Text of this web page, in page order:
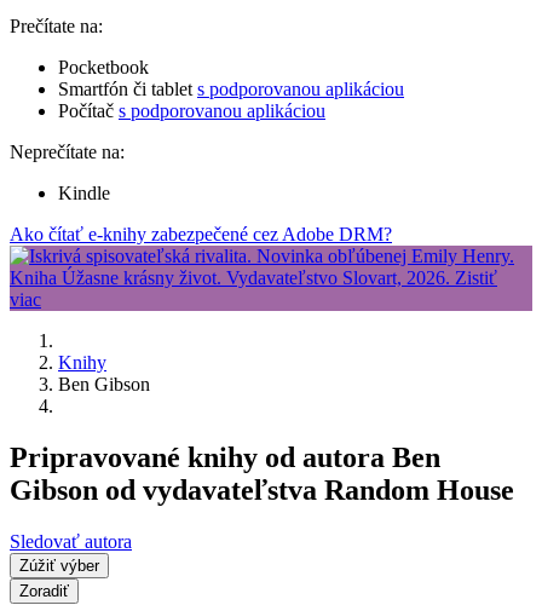
Prečítate na:
Pocketbook
Smartfón či tablet s podporovanou aplikáciou
Počítač s podporovanou aplikáciou
Neprečítate na:
Kindle
Ako čítať e-knihy zabezpečené cez Adobe DRM?
Knihy
Ben Gibson
Pripravované knihy od autora Ben
Gibson od vydavateľstva Random House
Sledovať autora
Zúžiť výber
Zoradiť